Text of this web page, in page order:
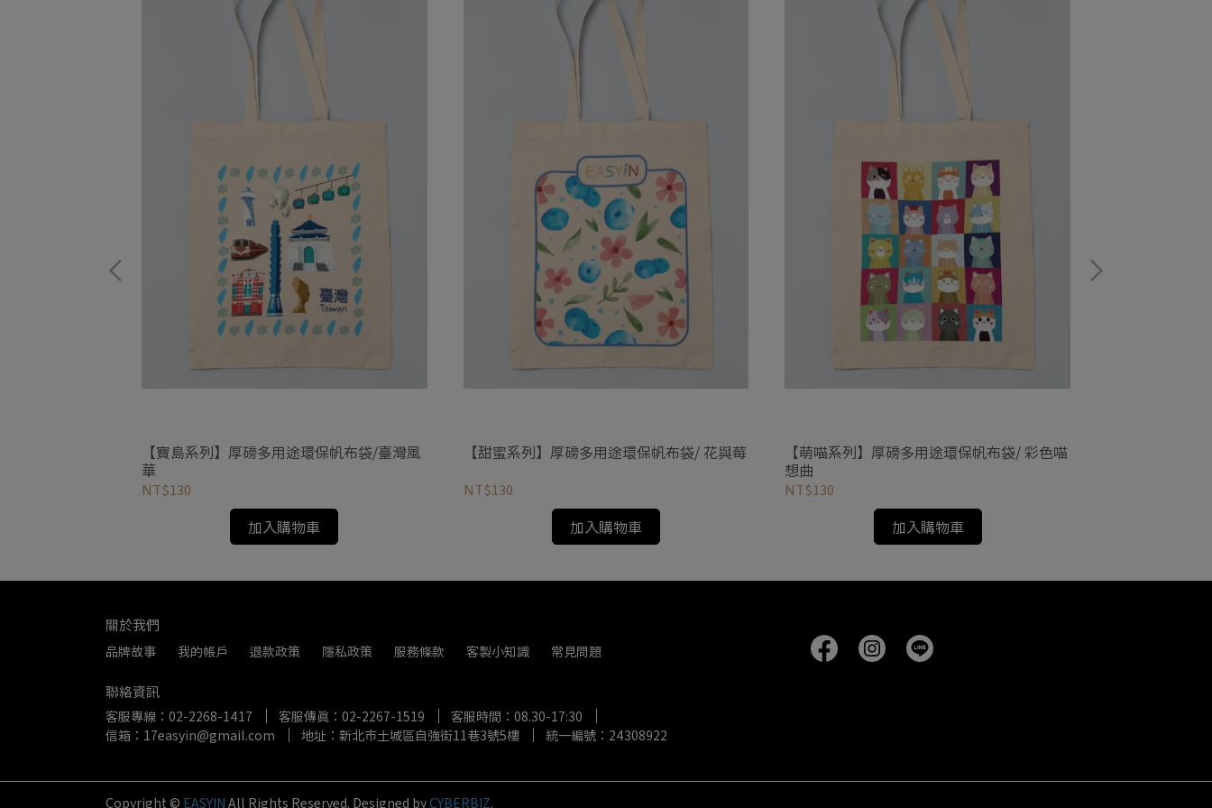
【寶島系列】厚磅多用途環保帆布袋/臺灣風
華
NT$130
加入購物車
【甜蜜系列】厚磅多用途環保帆布袋/ 花與莓
NT$130
加入購物車
【萌喵系列】厚磅多用途環保帆布袋/ 彩色喵
想曲
NT$130
加入購物車
關於我們
品牌故事 我的帳戶 退款政策 隱私政策 服務條款 客製小知識 常見問題
聯絡資訊
客服專線：02-2268-1417 客服傳真：02-2267-1519
客服時間：08.30-17:30
信箱：17easyin@gmail.com
地址：新北市土城區自強街11巷3號5樓 統一編號：24308922
Copyright © EASYIN All Rights Reserved. Designed byCYBERBIZ.